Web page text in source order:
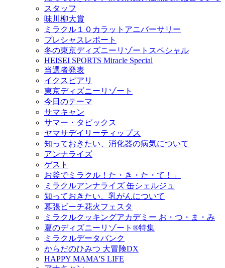
スタッフ
味川柳大賞
ミラクル１０カラットアニバーサリー
プレシャスレポート
冬の東京ディズニーリゾートスペシャル
HEISEI SPORTS Miracle Special
当選者発表
イクスピアリ
東京ディズニーリゾート
今日のテーマ
サマキャン
サマー・タピックス
ヤマサデイリーティップス
知っておきたい、消化器の病気について
アンナライズ
ゲスト
お釜でミラクル！た・き・た・て！」
ミラクルアンナライズ 缶シェルジュ
知っておきたい、乳がんについて
幕張ビーチ花火フェスタ
ミラクルクッキングアカデミー お・つ・ま・み
夏のディズニーリゾート®特集
ミラクルデータバンク
からだのひみつ 大冒険DX
HAPPY MAMA'S LIFE